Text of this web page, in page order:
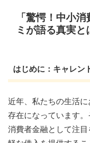
「驚愕！中小
ミが語る真実と
はじめに：キャレン
近年、私たちの生活
存在になっています
消費者金融として注